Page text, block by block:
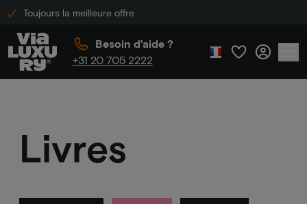
Toujours la meilleure offre
Besoin d'aide ?
+31 20 705 2222
Livres